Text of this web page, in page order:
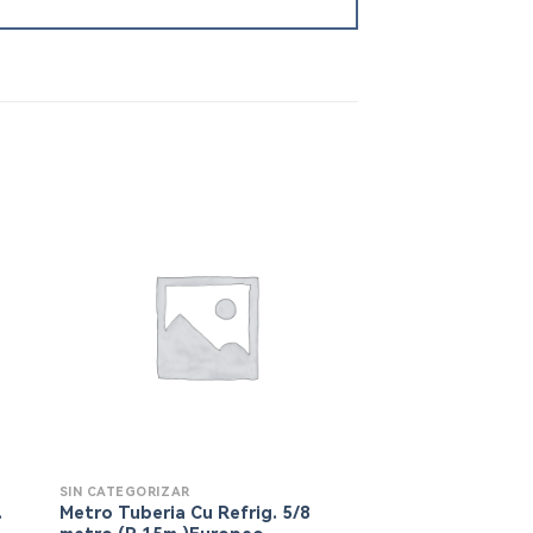
SIN CATEGORIZAR
Metro Tuberia Cu Refrig. 5/8